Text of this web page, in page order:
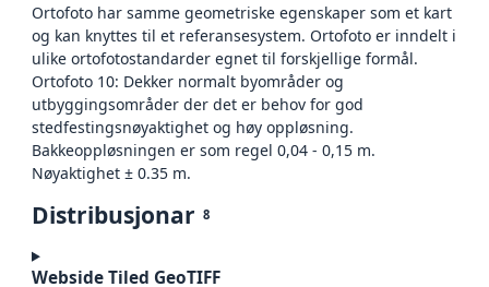
Ortofoto har samme geometriske egenskaper som et kart
og kan knyttes til et referansesystem. Ortofoto er inndelt i
ulike ortofotostandarder egnet til forskjellige formål.
Ortofoto 10: Dekker normalt byområder og
utbyggingsområder der det er behov for god
stedfestingsnøyaktighet og høy oppløsning.
Bakkeoppløsningen er som regel 0,04 - 0,15 m.
Nøyaktighet ± 0.35 m.
Distribusjonar 8
Webside Tiled GeoTIFF